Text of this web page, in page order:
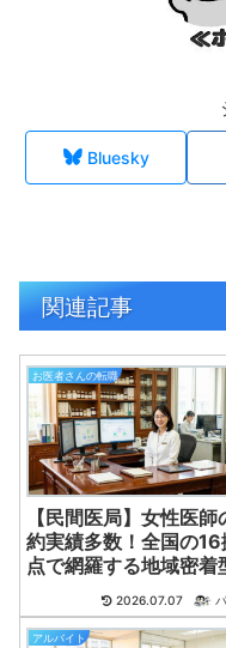
Bluesky
関連記事
お医者さんの転職
【民間医局】女性医師
約実績多数！全国の16
点で網羅する地域密着
2026.07.07
アルバイト